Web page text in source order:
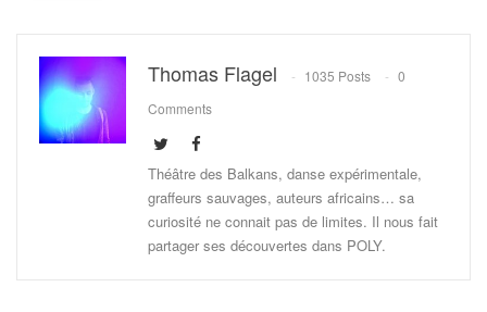
Thomas Flagel 1035 Posts
0
Comments
Théâtre des Balkans, danse expérimentale,
graffeurs sauvages, auteurs africains… sa
curiosité ne connait pas de limites. Il nous fait
partager ses découvertes dans POLY.